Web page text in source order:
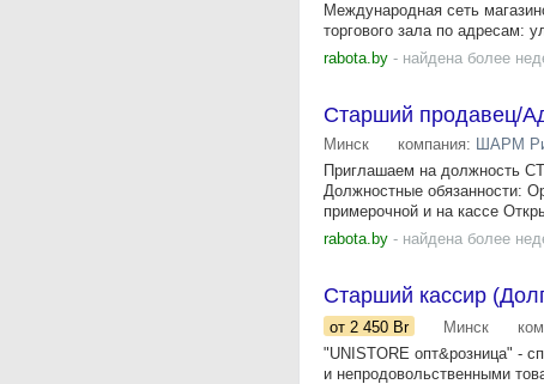
Международная сеть
торгового зала по адресам:
rabota.by - найдена более
Старший продавец/
Минск компания: ШАРМ
Приглашаем на должность
Должностные обязанности:
примерочной и на кассе
rabota.by - найдена более
Старший кассир
от 2 450 Br Минск
"UNISTORE опт&розница" -
и непродовольственными